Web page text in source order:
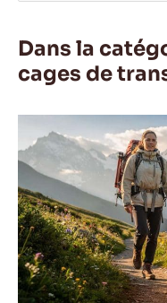
Dans la
cages de